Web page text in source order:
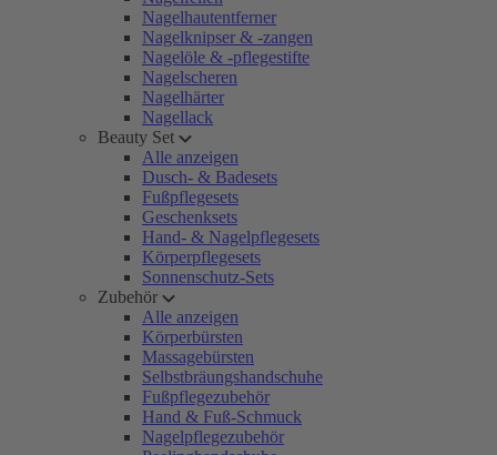
Nagelhautentferner
Nagelknipser & -zangen
Nagelöle & -pflegestifte
Nagelscheren
Nagelhärter
Nagellack
Beauty Set
Alle anzeigen
Dusch- & Badesets
Fußpflegesets
Geschenksets
Hand- & Nagelpflegesets
Körperpflegesets
Sonnenschutz-Sets
Zubehör
Alle anzeigen
Körperbürsten
Massagebürsten
Selbstbräungshandschuhe
Fußpflegezubehör
Hand & Fuß-Schmuck
Nagelpflegezubehör